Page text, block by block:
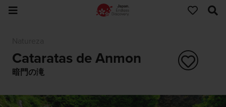
Cataratas de Anmon
暗門の滝